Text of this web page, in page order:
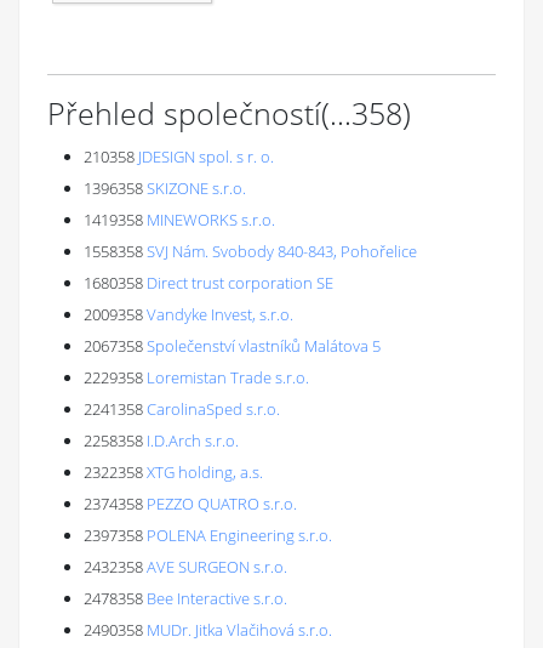
Přehled společností(...358)
210358 JDESIGN spol. s r. o.
1396358SKIZONE s.r.o.
1419358 MINEWORKS s.r.o.
1558358SVJ Nám. Svobody 840-843, Pohořelice
1680358 Direct trust corporation SE
2009358Vandyke Invest, s.r.o.
2067358Společenství vlastníků Malátova 5
2229358 Loremistan Trade s.r.o.
2241358CarolinaSped s.r.o.
2258358 I.D.Arch s.r.o.
2322358XTG holding, a.s.
2374358 PEZZO QUATRO s.r.o.
2397358 POLENA Engineering s.r.o.
2432358AVE SURGEON s.r.o.
2478358 Bee Interactive s.r.o.
2490358 MUDr. Jitka Vlačihová s.r.o.